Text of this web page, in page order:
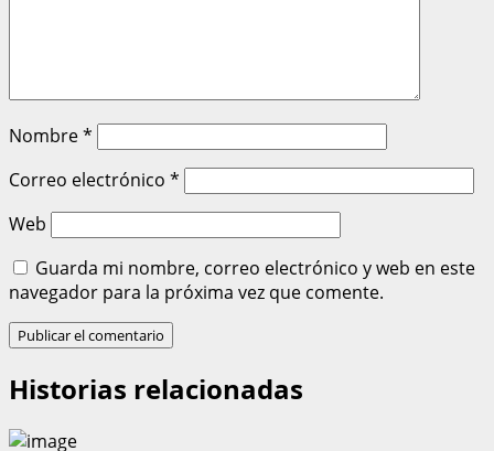
Nombre*
Correo electrónico *
Web
Guarda mi nombre, correo electrónico y web en este
navegador para la próxima vez que comente.
Historias relacionadas